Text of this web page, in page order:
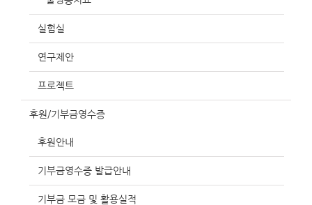
실험실
연구제안
프로젝트
후원/기부금영수증
후원안내
기부금영수증 발급안내
기부금 모금 및 활용실적